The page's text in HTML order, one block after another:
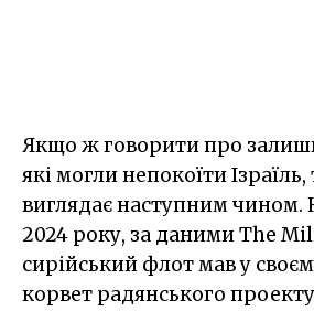
Якщо ж говорити про
які могли непокоїти
виглядає наступним чином.
2024 року, за даними The
сирійський флот мав у
корвет радянського проекту